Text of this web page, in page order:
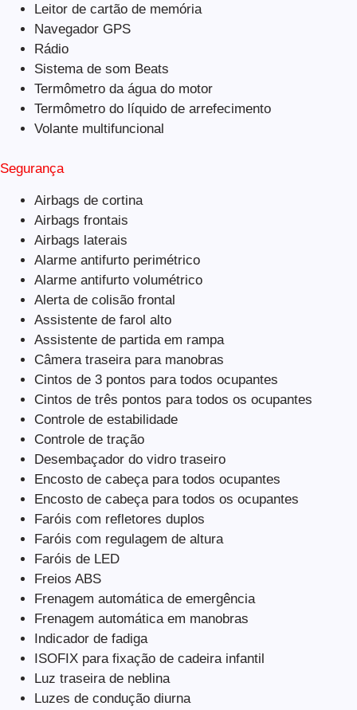
Leitor de cartão de memória
Navegador GPS
Rádio
Sistema de som Beats
Termômetro da água do motor
Termômetro do líquido de arrefecimento
Volante multifuncional
Segurança
Airbags de cortina
Airbags frontais
Airbags laterais
Alarme antifurto perimétrico
Alarme antifurto volumétrico
Alerta de colisão frontal
Assistente de farol alto
Assistente de partida em rampa
Câmera traseira para manobras
Cintos de 3 pontos para todos ocupantes
Cintos de três pontos para todos os ocupantes
Controle de estabilidade
Controle de tração
Desembaçador do vidro traseiro
Encosto de cabeça para todos ocupantes
Encosto de cabeça para todos os ocupantes
Faróis com refletores duplos
Faróis com regulagem de altura
Faróis de LED
Freios ABS
Frenagem automática de emergência
Frenagem automática em manobras
Indicador de fadiga
ISOFIX para fixação de cadeira infantil
Luz traseira de neblina
Luzes de condução diurna